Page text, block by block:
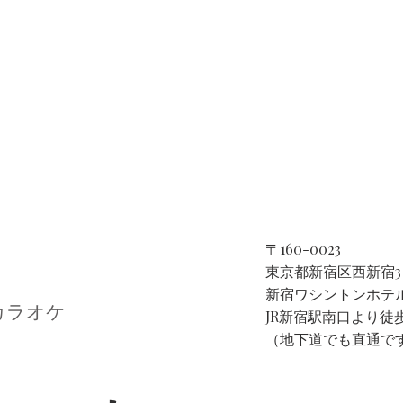
ラオケ
〒160-0023
東京都新宿区西新宿
新宿ワシントンホテ
JR新宿駅南口より徒
（地下道でも直通で